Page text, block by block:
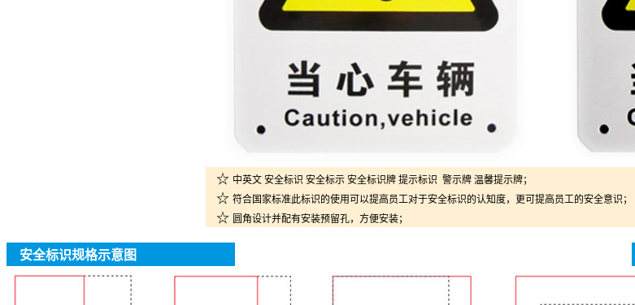
☆ 中英文 安全标识 安全标示 安全标识牌 提示标识 警示牌 温馨提示牌；
☆ 符合国家标准此标识的使用可以提高员工对于安全标识的认知度，更可提高员工的安全意识；
☆ 圆角设计并配有安装预留孔，方便安装；
安全标识规格示意图